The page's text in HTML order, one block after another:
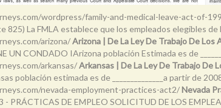
wordpress/family-and-medical-leave-act-of-
825) La FMLA establece que los empleados elegibles
arizona/Arizona | De La Ley De Trabajo De Los
UN CONDADO IArizona población Estimada es de
arkansas/Arkansas | De La Ley De Trabajo De
población estimada es de ______________a partir de
nevada-employment-practices-act2/Nevada
PRÁCTICAS DE EMPLEO SOLICITUD DE LOS